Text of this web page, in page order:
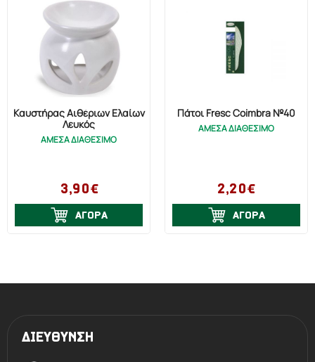
Καυστήρας Αιθέριων Ελαίων
Λευκός
ΑΜΕΣΑ ΔΙΑΘΕΣΙΜΟ
3,90€
ΑΓΟΡΑ
Πάτοι Fresc Coimbra №40
ΑΜΕΣΑ ΔΙΑΘΕΣΙΜΟ
2,20€
ΑΓΟΡΑ
ΔΙΕΥΘΥΝΣΗ